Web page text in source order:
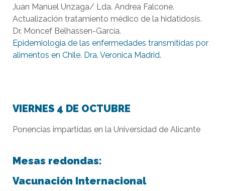
Juan Manuel Unzaga/ Lda. Andrea Falcone.
Actualización tratamiento médico de la hidatidosis.
Dr. Moncef Belhassen-García.
Epidemiología de las enfermedades transmitidas por
alimentos en Chile. Dra. Veronica Madrid.
VIERNES 4 DE OCTUBRE
Ponencias impartidas en la Universidad de Alicante
Mesas redondas:
Vacunación Internacional